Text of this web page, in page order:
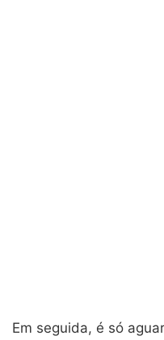
Em seguida, é só